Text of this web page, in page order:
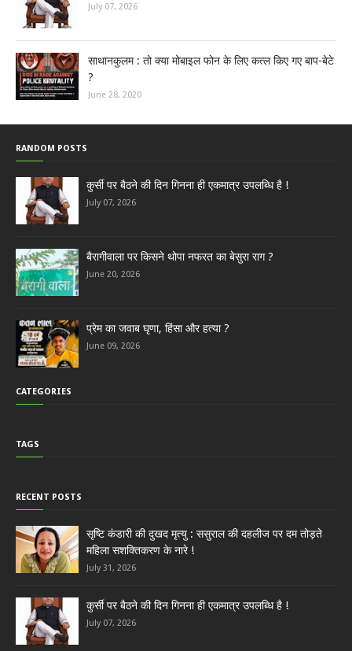
July 07, 2026
साथानकुलम : तो क्या मोबाइल फोन के लिए कत्ल किए गए बाप-बेटे
?
June 28, 2020
RANDOM POSTS
कुर्सी पर बैठने की दिन गिनना ही एकमात्र उपलब्धि है !
July 07, 2026
बैरागीवाला पर किसने थोपा नफरत का बेसुरा राग ?
June 20, 2026
प्रेम का जवाब घृणा, हिंसा और हत्या ?
June 09, 2026
CATEGORIES
TAGS
RECENT POSTS
सृष्टि कंडारी की दुखद मृत्यु : ससुराल की दहलीज पर दम तोड़ते
महिला सशक्तिकरण के नारे !
July 31, 2026
कुर्सी पर बैठने की दिन गिनना ही एकमात्र उपलब्धि है !
July 07, 2026